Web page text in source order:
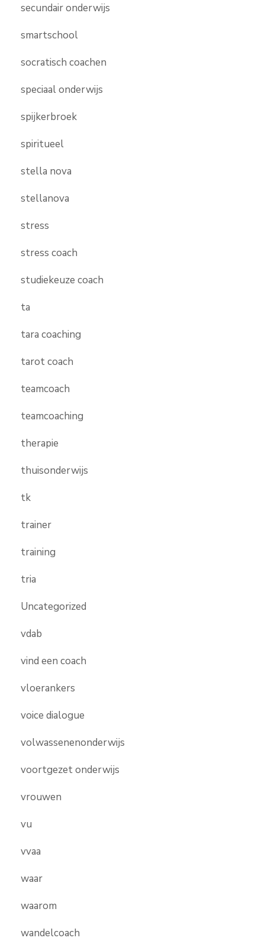
secundair onderwijs
smartschool
socratisch coachen
speciaal onderwijs
spijkerbroek
spiritueel
stella nova
stellanova
stress
stress coach
studiekeuze coach
ta
tara coaching
tarot coach
teamcoach
teamcoaching
therapie
thuisonderwijs
tk
trainer
training
tria
Uncategorized
vdab
vind een coach
vloerankers
voice dialogue
volwassenenonderwijs
voortgezet onderwijs
vrouwen
vu
vvaa
waar
waarom
wandelcoach